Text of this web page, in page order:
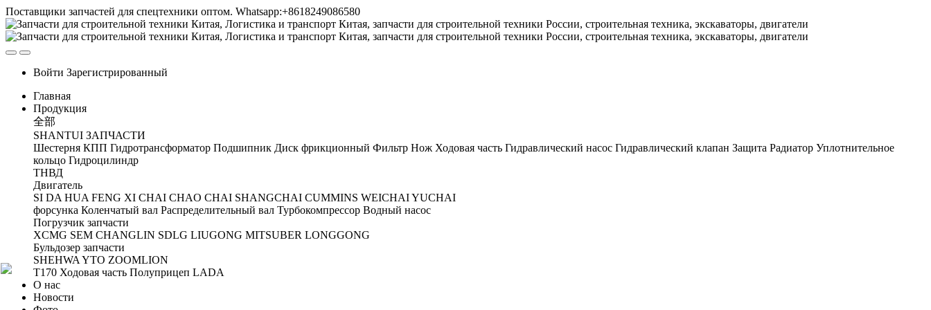
Поставщики запчастей для спецтехники оптом. Whatsapp:+8618249086580
Войти Зарегистрированный
Главная
Продукция
全部
SHANTUI ЗАПЧАСТИ
Шестерня КПП Гидротрансформатор Подшипник Диск фрикционный Фильтр Нож Ходовая часть Гидравлический насос Гидравлический клапан Защита Радиатор Уплотнительное
кольцо Гидроцилиндр
ТНВД
Двигатель
SI DA HUA FENG XI CHAI CHAO CHAI SHANGCHAI CUMMINS WEICHAIYUCHAI
форсунка Коленчатый вал Распределительный вал Турбокомпрессор Водный насос
Погрузчик запчасти
XCMG SEM CHANGLIN SDLG LIUGONG MITSUBER LONGGONG
Бульдозер запчасти
SHEHWA YTO ZOOMLION
T170 Ходовая часть Полуприцеп LADA
О нас
Новости